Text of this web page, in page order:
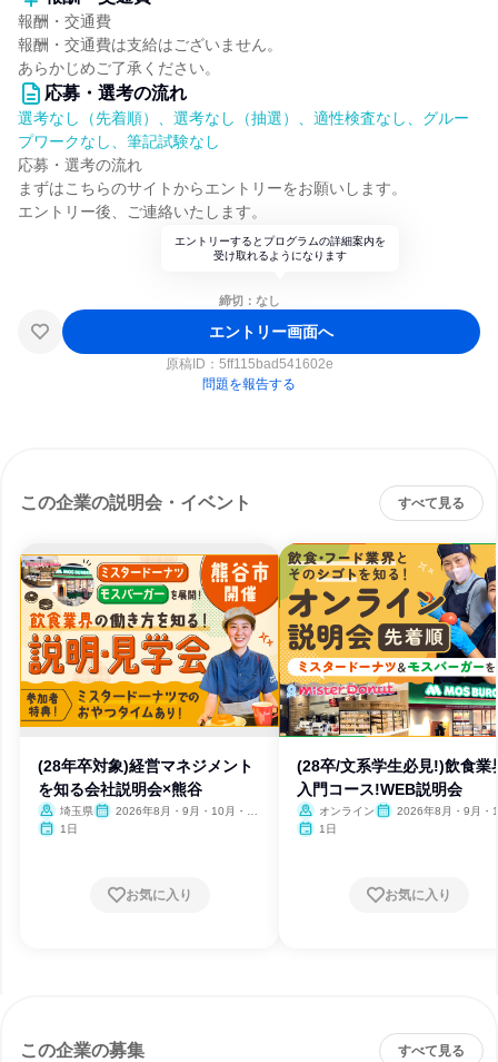
報酬・交通費
報酬・交通費は支給はございません。
あらかじめご了承ください。
応募・選考の流れ
選考なし（先着順）、選考なし（抽選）、適性検査なし、グルー
プワークなし、筆記試験なし
応募・選考の流れ
まずはこちらのサイトからエントリーをお願いします。
エントリー後、ご連絡いたします。
エントリーするとプログラムの詳細案内を
受け取れるようになります
締切：なし
エントリー画面へ
原稿ID： 5ff115bad541602e
問題を報告する
この企業の説明会・イベント すべて見る
(28年卒対象)経営マネジメント
を知る会社説明会×熊谷
埼玉県
2026年8月・9月・10月・11
1日
お気に入り
(28卒/文系学生必見!)飲食業
入門コース!WEB説明会
オンライン
2026年8月・9月・
1日
お気に入り
この企業の募集 すべて見る